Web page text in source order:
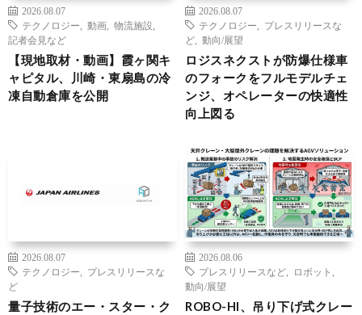
2026.08.07
テクノロジー
動画 物流施設
記者会見など
【現地取材・動画】霞ヶ関キ
ャピタル、川崎・東扇島の冷
凍自動倉庫を公開
2026.08.07
テクノロジー
プレスリリースな
ど
動向/展望
ロジスネクストが防爆仕様車
のフォークをフルモデルチェ
ンジ、オペレーターの快適性
向上図る
2026.08.07
テクノロジー
プレスリリースな
ど
量子技術のエー・スター・ク
2026.08.06
プレスリリースなど
ロボット
動向/展望
ROBO-HI、吊り下げ式クレー